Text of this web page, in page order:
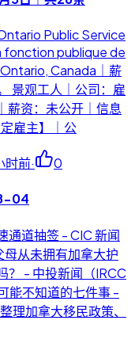
Public Service
fonction publique de
Canada｜薪
景观工人｜公司：雇
薪资：未公开｜信息
雇主】｜公
时前· 0
04
通道抽签 - CIC 新闻
母从未拥有加拿大护
？ - 中投新闻（IRCC
能不知道的七件事 -
理加拿大移民政策、